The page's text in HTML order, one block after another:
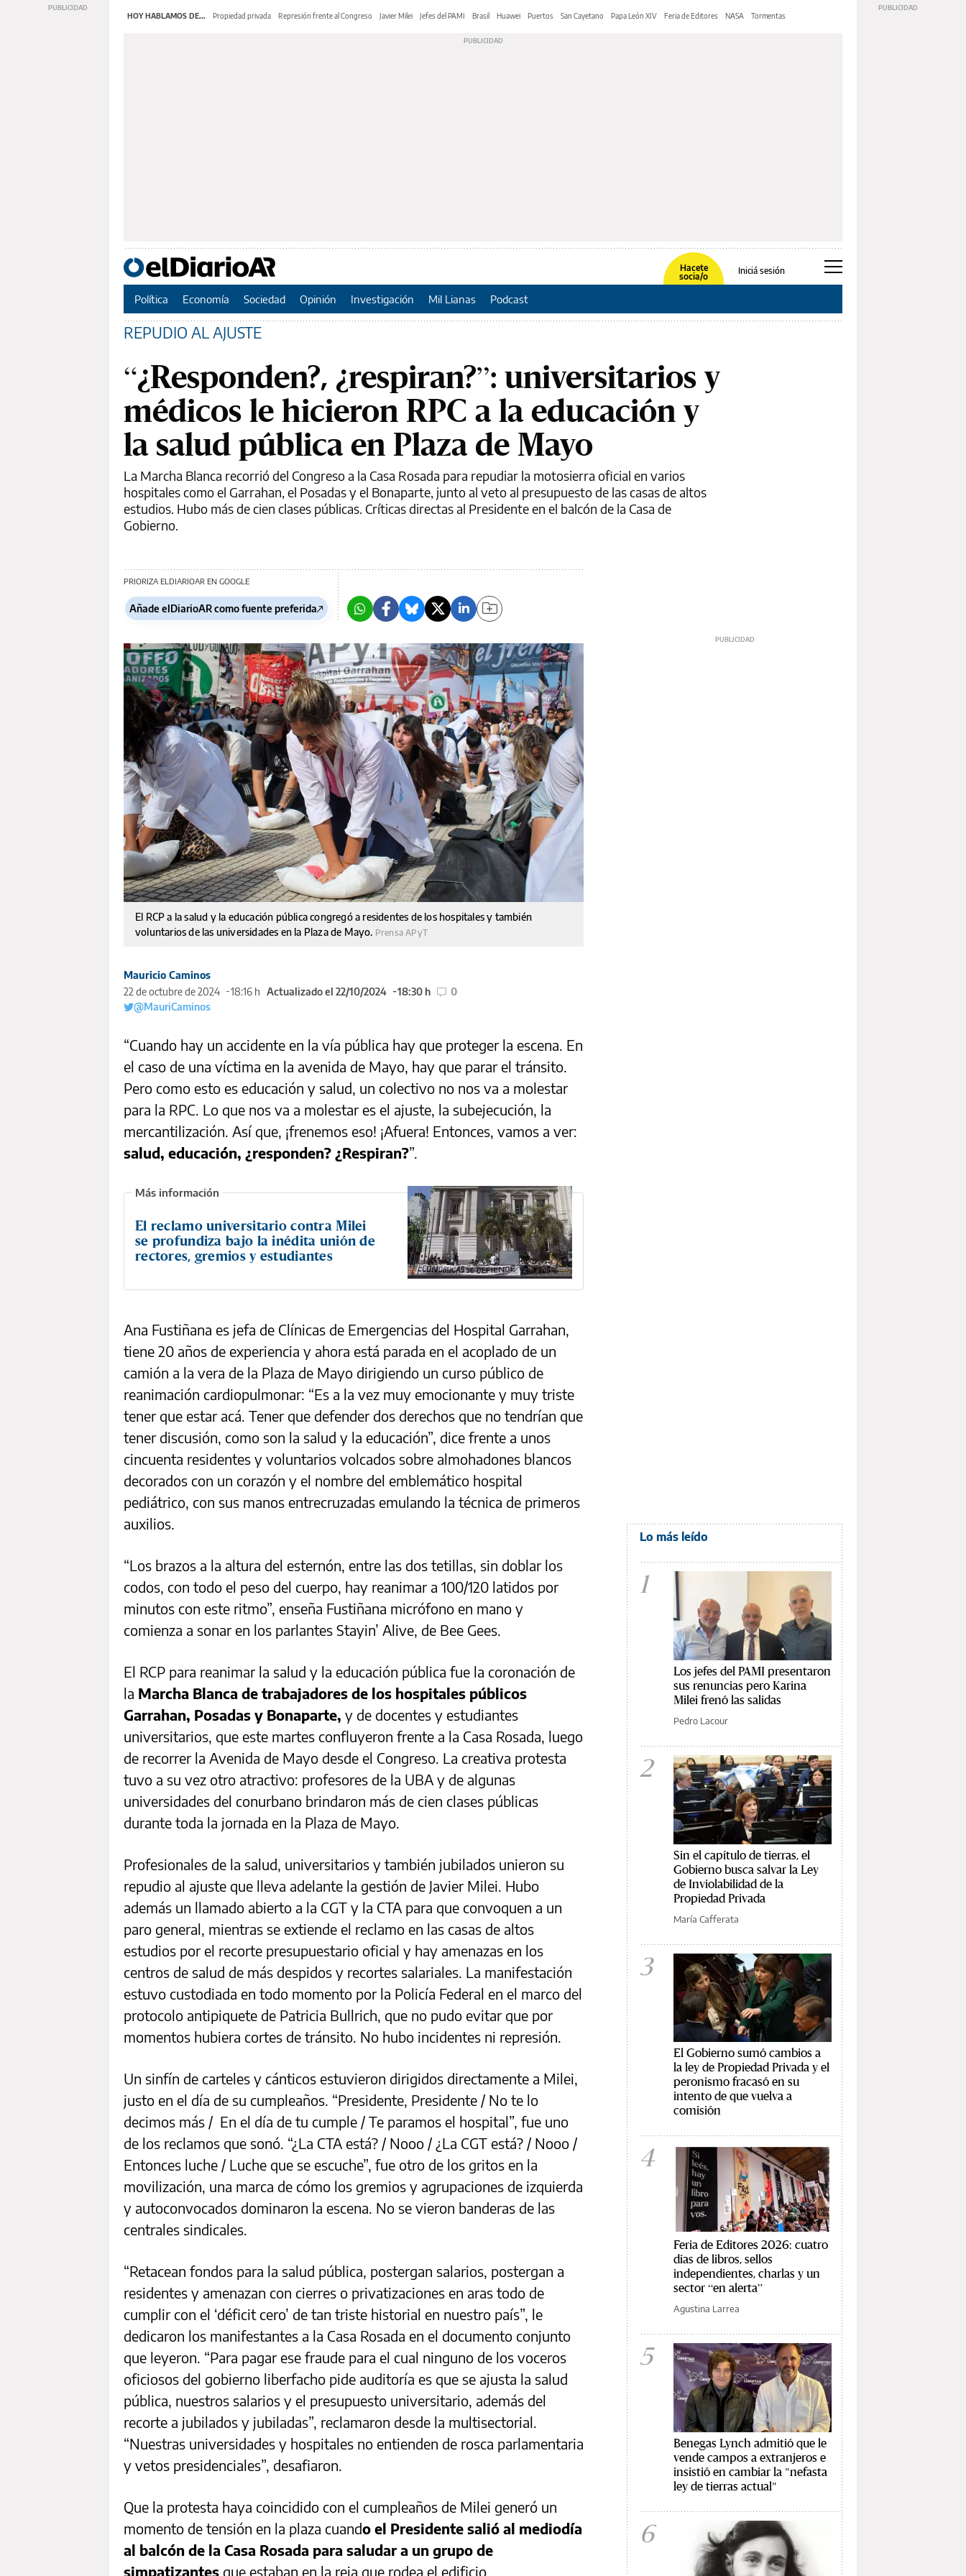
HOY HABLAMOS DE... Propiedad privada Represión frente al Congreso Javier Milei Jefes del PAMI Brasil Huawei Puertos San Cayetano Papa León XIV Feria de Editores NASA Tormentas
Hacete
socia/o
Iniciá sesión
Política Economía Sociedad Opinión Investigación Mil Lianas Podcast
REPUDIO AL AJUSTE
“¿Responden?, ¿respiran?”: universitarios y
médicos le hicieron RPC a la educación y
la salud pública en Plaza de Mayo
La Marcha Blanca recorrió del Congreso a la Casa Rosada para repudiar la motosierra oficial en varios
hospitales como el Garrahan, el Posadas y el Bonaparte, junto al veto al presupuesto de las casas de altos
estudios. Hubo más de cien clases públicas. Críticas directas al Presidente en el balcón de la Casa de
Gobierno.
PRIORIZA ELDIARIOAR EN GOOGLE
Añade elDiarioAR como fuente preferida
El RCP a la salud y la educación pública congregó a residentes de los hospitales y también
voluntarios de las universidades en la Plaza de Mayo. Prensa APyT
Mauricio Caminos
22 de octubre de 2024
18:16 h Actualizado el 22/10/2024 18:30 h
0
@MauriCaminos
“Cuando hay un accidente en la vía pública hay que proteger la escena. En
el caso de una víctima en la avenida de Mayo, hay que parar el tránsito.
Pero como esto es educación y salud, un colectivo no nos va a molestar
para la RPC. Lo que nos va a molestar es el ajuste, la subejecución, la
mercantilización. Así que, ¡frenemos eso! ¡Afuera! Entonces, vamos a ver:
salud, educación, ¿responden? ¿Respiran?”.
El reclamo universitario contra Milei
se profundiza bajo la inédita unión de
rectores, gremios y estudiantes
Ana Fustiñana es jefa de Clínicas de Emergencias del Hospital Garrahan,
tiene 20 años de experiencia y ahora está parada en el acoplado de un
camión a la vera de la Plaza de Mayo dirigiendo un curso público de
reanimación cardiopulmonar: “Es a la vez muy emocionante y muy triste
tener que estar acá. Tener que defender dos derechos que no tendrían que
tener discusión, como son la salud y la educación”, dice frente a unos
cincuenta residentes y voluntarios volcados sobre almohadones blancos
decorados con un corazón y el nombre del emblemático hospital
pediátrico, con sus manos entrecruzadas emulando la técnica de primeros
auxilios.
“Los brazos a la altura del esternón, entre las dos tetillas, sin doblar los
codos, con todo el peso del cuerpo, hay reanimar a 100/120 latidos por
minutos con este ritmo”, enseña Fustiñana micrófono en mano y
comienza a sonar en los parlantes Stayin’ Alive, de Bee Gees.
El RCP para reanimar la salud y la educación pública fue la coronación de
la Marcha Blanca de trabajadores de los hospitales públicos
Garrahan, Posadas y Bonaparte, y de docentes y estudiantes
universitarios, que este martes confluyeron frente a la Casa Rosada, luego
de recorrer la Avenida de Mayo desde el Congreso. La creativa protesta
tuvo a su vez otro atractivo: profesores de la UBA y de algunas
universidades del conurbano brindaron más de cien clases públicas
durante toda la jornada en la Plaza de Mayo.
Profesionales de la salud, universitarios y también jubilados unieron su
repudio al ajuste que lleva adelante la gestión de Javier Milei. Hubo
además un llamado abierto a la CGT y la CTA para que convoquen a un
paro general, mientras se extiende el reclamo en las casas de altos
estudios por el recorte presupuestario oficial y hay amenazas en los
centros de salud de más despidos y recortes salariales. La manifestación
estuvo custodiada en todo momento por la Policía Federal en el marco del
protocolo antipiquete de Patricia Bullrich, que no pudo evitar que por
momentos hubiera cortes de tránsito. No hubo incidentes ni represión.
Un sinfín de carteles y cánticos estuvieron dirigidos directamente a Milei,
justo en el día de su cumpleaños. “Presidente, Presidente / No te lo
decimos más / En el día de tu cumple / Te paramos el hospital”, fue uno
de los reclamos que sonó. “¿La CTA está? / Nooo / ¿La CGT está? / Nooo /
Entonces luche / Luche que se escuche”, fue otro de los gritos en la
movilización, una marca de cómo los gremios y agrupaciones de izquierda
y autoconvocados dominaron la escena. No se vieron banderas de las
centrales sindicales.
“Retacean fondos para la salud pública, postergan salarios, postergan a
residentes y amenazan con cierres o privatizaciones en aras todo de
cumplir con el ‘déficit cero’ de tan triste historial en nuestro país”, le
dedicaron los manifestantes a la Casa Rosada en el documento conjunto
que leyeron. “Para pagar ese fraude para el cual ninguno de los voceros
oficiosos del gobierno liberfacho pide auditoría es que se ajusta la salud
pública, nuestros salarios y el presupuesto universitario, además del
recorte a jubilados y jubiladas”, reclamaron desde la multisectorial.
“Nuestras universidades y hospitales no entienden de rosca parlamentaria
y vetos presidenciales”, desafiaron.
Que la protesta haya coincidido con el cumpleaños de Milei generó un
momento de tensión en la plaza cuando el Presidente salió al mediodía
al balcón de la Casa Rosada para saludar a un grupo de
simpatizantes que estaban en la reja que rodea el edificio
Lo más leído
1
Los jefes del PAMI presentaron
sus renuncias pero Karina
Milei frenó las salidas
Pedro Lacour
2
Sin el capítulo de tierras, el
Gobierno busca salvar la Ley
de Inviolabilidad de la
Propiedad Privada
María Cafferata
3
El Gobierno sumó cambios a
la ley de Propiedad Privada y el
peronismo fracasó en su
intento de que vuelva a
comisión
4
Feria de Editores 2026: cuatro
días de libros, sellos
independientes, charlas y un
sector “en alerta”
Agustina Larrea
5
Benegas Lynch admitió que le
vende campos a extranjeros e
insistió en cambiar la "nefasta
ley de tierras actual"
6